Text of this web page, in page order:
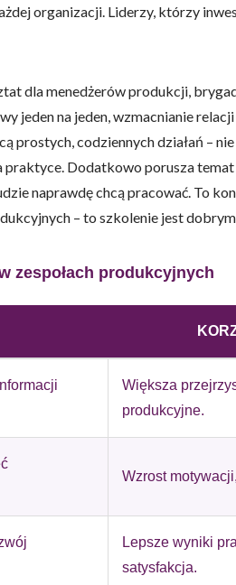
organizacji. Liderzy, którzy
dla menedżerów produkcji,
jeden na jeden, wzmacnianie
prostych, codziennych działań –
praktyce. Dodatkowo porusza
naprawdę chcą pracować. To
– to szkolenie jest
zespołach produkcyjnych
Większa
produkcyjne.
Wzrost
Lepsze wyniki
satysfakcja.
od Ciebie lub uzyskanymi
identyfikację osoby.
które zmieniają wygląd lub
w jaki sposób różni użytkownicy